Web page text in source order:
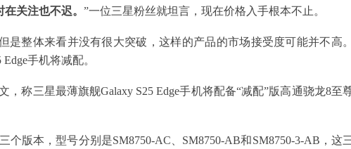
关注也不迟。 ”一位三星粉丝就坦言，现在价格入手根本不止。
是整体来看并没有很大突破，这样的产品的市场接受度可能并不高。
手机将减配。
，称三星最薄旗舰Galaxy S25 Edge手机将配备“减配”版高通骁龙8至
个版本，型号分别是SM8750-AC、SM8750-AB和SM8750-3-AB，这